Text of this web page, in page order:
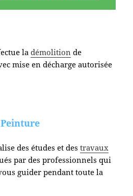
ladémolition de
mise en décharge autorisée
des études et destravaux
par des professionnels qui
guider pendant toute la